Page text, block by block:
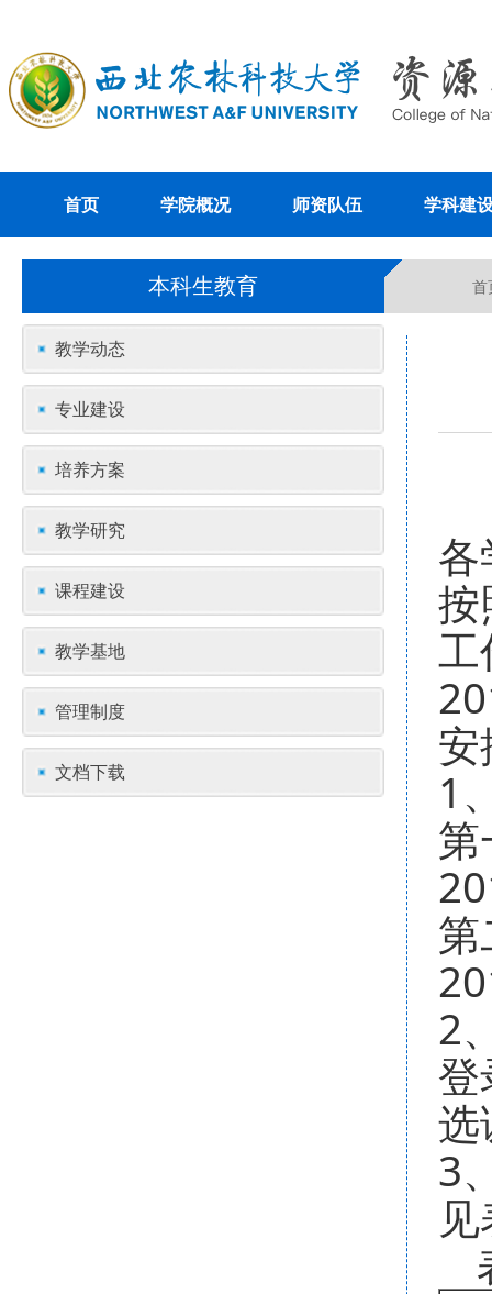
首页 学院概况 师资队伍 学科建
本科生教育 首
教学动态
专业建设
培养方案
教学研究
课程建设
教学基地
管理制度
文档下载
按
工
1
2
登
选
3